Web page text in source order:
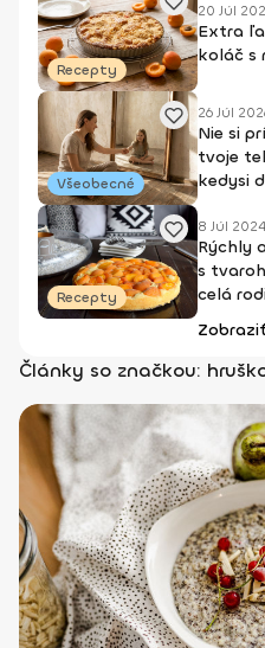
Recepty
20 Júl
Extra
koláč s
Všeobecné
26 Júl
Nie si
tvoje
kedysi
Recepty
8 Júl 2024
Rýchly
s
celá
Články so značkou: